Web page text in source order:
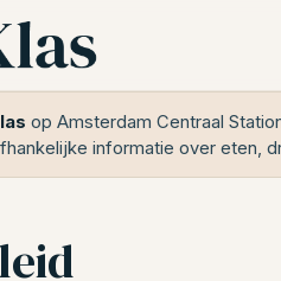
op Amsterdam Centraal
informatie over eten,